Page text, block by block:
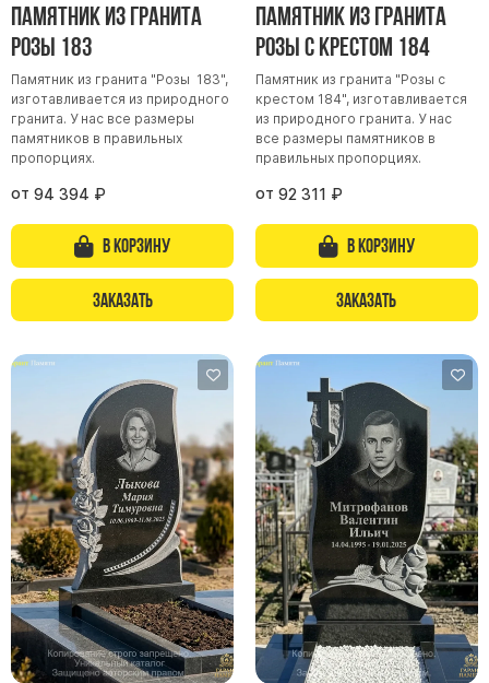
Памятник из гранита
Розы 183
Памятник из гранита "Розы 183",
изготавливается из природного
гранита. У нас все размеры
памятников в правильных
пропорциях.
от 94 394 ₽
В корзину
Заказать
Памятник из гранита
Розы с крестом 184
Памятник из гранита "Розы с
крестом 184", изготавливается
из природного гранита. У нас
все размеры памятников в
правильных пропорциях.
от 92 311 ₽
В корзину
Заказать